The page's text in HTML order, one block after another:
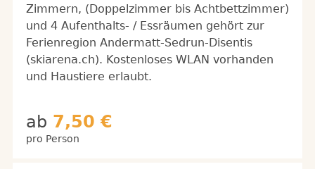
Zimmern, (Doppelzimmer bis Achtbettzimmer)
und 4 Aufenthalts- / Essräumen gehört zur
Ferienregion Andermatt-Sedrun-Disentis
(skiarena.ch). Kostenloses WLAN vorhanden
und Haustiere erlaubt.
ab 7,50 €
pro Person